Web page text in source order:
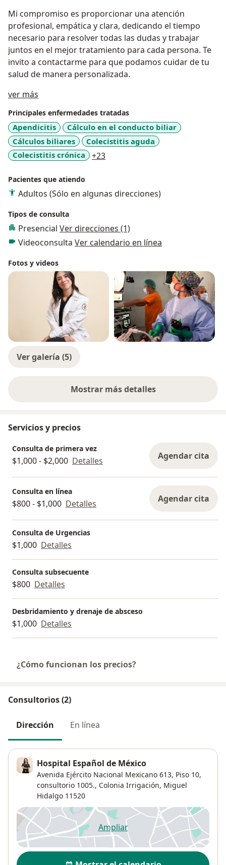
Mi compromiso es proporcionar una atención
profesional, empática y clara, dedicando el tiempo
necesario para resolver todas las dudas y trabajar
juntos en el mejor tratamiento para cada persona. Te
invito a contactarme para que podamos cuidar de tu
salud de manera personalizada.
ver más
Principales enfermedades tratadas
Apendicitis
Cálculo en el conducto biliar
Cálculos biliares
Colecistitis aguda
Colecistitis crónica
+23a11y_sr_more_diseases
Pacientes que atiendo
Adultos (Sólo en algunas direcciones)
Tipos de consulta
Presencial Ver direcciones (1)
Videoconsulta Ver calendario en línea
Fotos y videos
Ver galería (5)
Mostrar más detalles
sobre la experiencia
Servicios y precios
Consulta de primera vez
$1,000 - $2,000 Detalles Agendar cita
Consulta en línea
$800 - $1,000 Detalles Agendar cita
Consulta de Urgencias
$1,000 Detalles
Consulta subsecuente
$800 Detalles
Desbridamiento y drenaje de absceso
$1,000 Detalles
¿Cómo funcionan los precios?
Consultorios (2)
Dirección En línea
Hospital Español de México
Avenida Ejército Nacional Mexicano 613, Piso 10,
consultorio 1005., Colonia Irrigación, Miguel
Hidalgo 11520
Ampliarse abre en una nueva
Disponibilidad